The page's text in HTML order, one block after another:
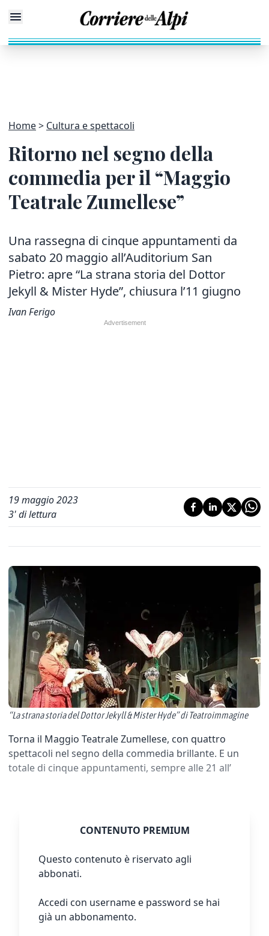
Home Cultura e spettacoli
Ritorno nel segno della
commedia per il “Maggio
Teatrale Zumellese”
Una rassegna di cinque appuntamenti da
sabato 20 maggio all’Auditorium San
Pietro: apre “La strana storia del Dottor
Jekyll & Mister Hyde”, chiusura l’11 giugno
Ivan Ferigo
19 maggio 2023
3' di lettura
“La strana storia del Dottor Jekyll & Mister Hyde” di Teatroimmagine
Torna il Maggio Teatrale Zumellese, con quattro
spettacoli nel segno della commedia brillante. E un
totale di cinque appuntamenti, sempre alle 21 all’
CONTENUTO PREMIUM
Questo contenuto è riservato agli
abbonati.
Accedi con username e password se hai
già un abbonamento.